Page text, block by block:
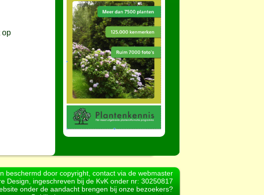
op
beschermd door copyright, contact via de webmaster
Design, ingeschreven bij de KvK onder nr: 30250817
onder de aandacht brengen bij onze bezoekers?